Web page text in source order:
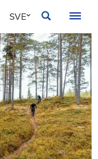
SVE
FIN
ENG